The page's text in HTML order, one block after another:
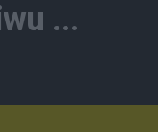
...